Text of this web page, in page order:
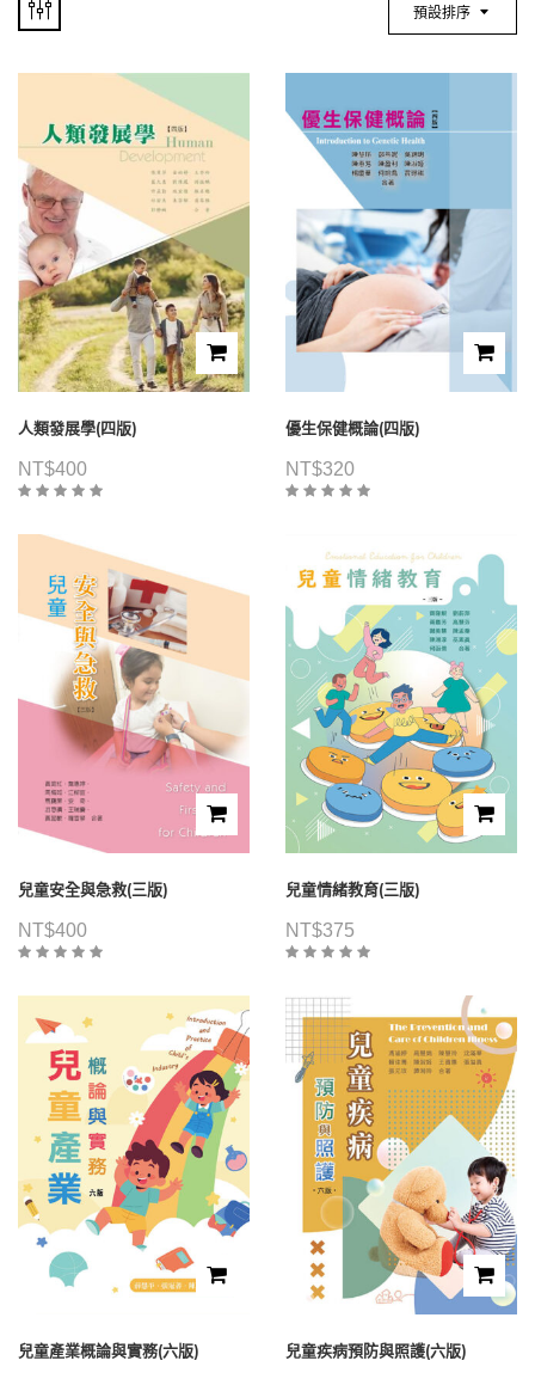
預設排序
人類發展學(四版)
NT$400
優生保健概論(四版)
NT$320
兒童安全與急救(三版)
NT$400
兒童情緒教育(三版)
NT$375
兒童產業概論與實務(六版) 兒童疾病預防與照護(六版)